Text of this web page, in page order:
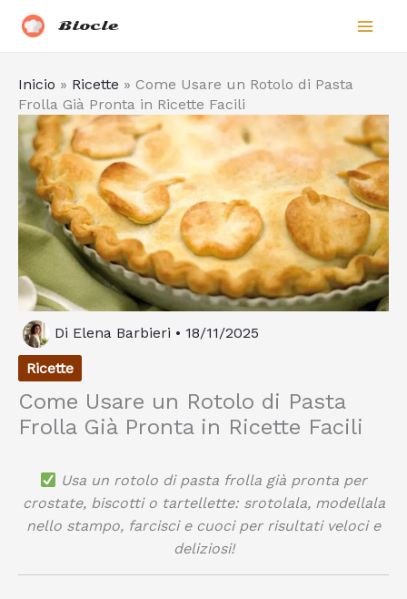
Biocle
Inicio » Ricette » Come Usare un Rotolo di Pasta
Frolla Già Pronta in Ricette Facili
Di Elena Barbieri • 18/11/2025
Ricette
Come Usare un Rotolo di Pasta
Frolla Già Pronta in Ricette Facili
Usa un rotolo di pasta frolla già pronta per
crostate, biscotti o tartellette: srotolala, modellala
nello stampo, farcisci e cuoci per risultati veloci e
deliziosi!